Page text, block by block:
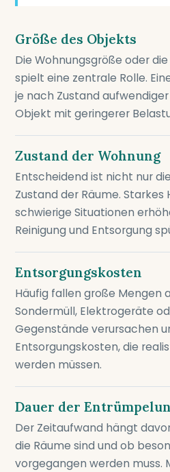
Größe des Objekts
Die Wohnungsgröße oder
spielt eine zentrale Rolle.
je nach Zustand
Objekt mit geringerer
Zustand der Wohnung
Entscheidend ist nicht nur
Zustand der Räume.
schwierige Situationen
Reinigung und Entsorgung
Entsorgungskosten
Häufig fallen große Mengen
Sondermüll, Elektrogeräte
Gegenstände verursachen
Entsorgungskosten, die
werden müssen.
Dauer der
Der Zeitaufwand hängt
die Räume sind und ob
vorgegangen werden muss.